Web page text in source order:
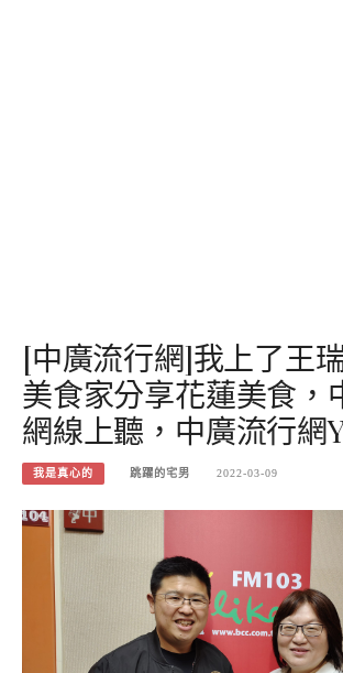
[中廣流行網]我上了王
美食家分享花蓮美食，
網線上聽，中廣流行網
我是真心的 跳躍的宅男 2022-03-09